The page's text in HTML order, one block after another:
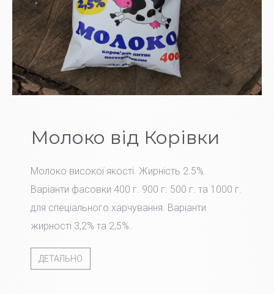
Молоко від Корівки
Молоко високої якості. Жирність 2.5%.
Варіанти фасовки 400 г. 900 г. 500 г. та 1000 г.
для спеціального харчування. Варіанти
жирності 3,2% та 2,5%.
ДЕТАЛЬНО